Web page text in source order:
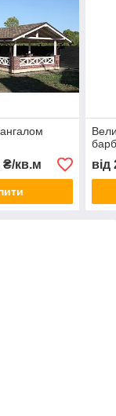
₴/кв.м від